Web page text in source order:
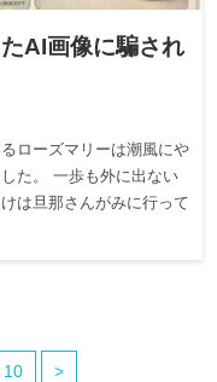
AI画像に騙され
ローズマリーは潮風にや
た。 一歩も外に出ない
は旦那さんがみに行って
10 >